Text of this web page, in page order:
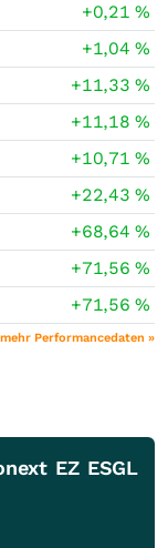
+0,21%
+1,04%
+11,33%
+11,18%
+10,71%
+22,43%
+68,64%
+71,56%
+71,56%
mehr Performancedaten »
EZ ESGL